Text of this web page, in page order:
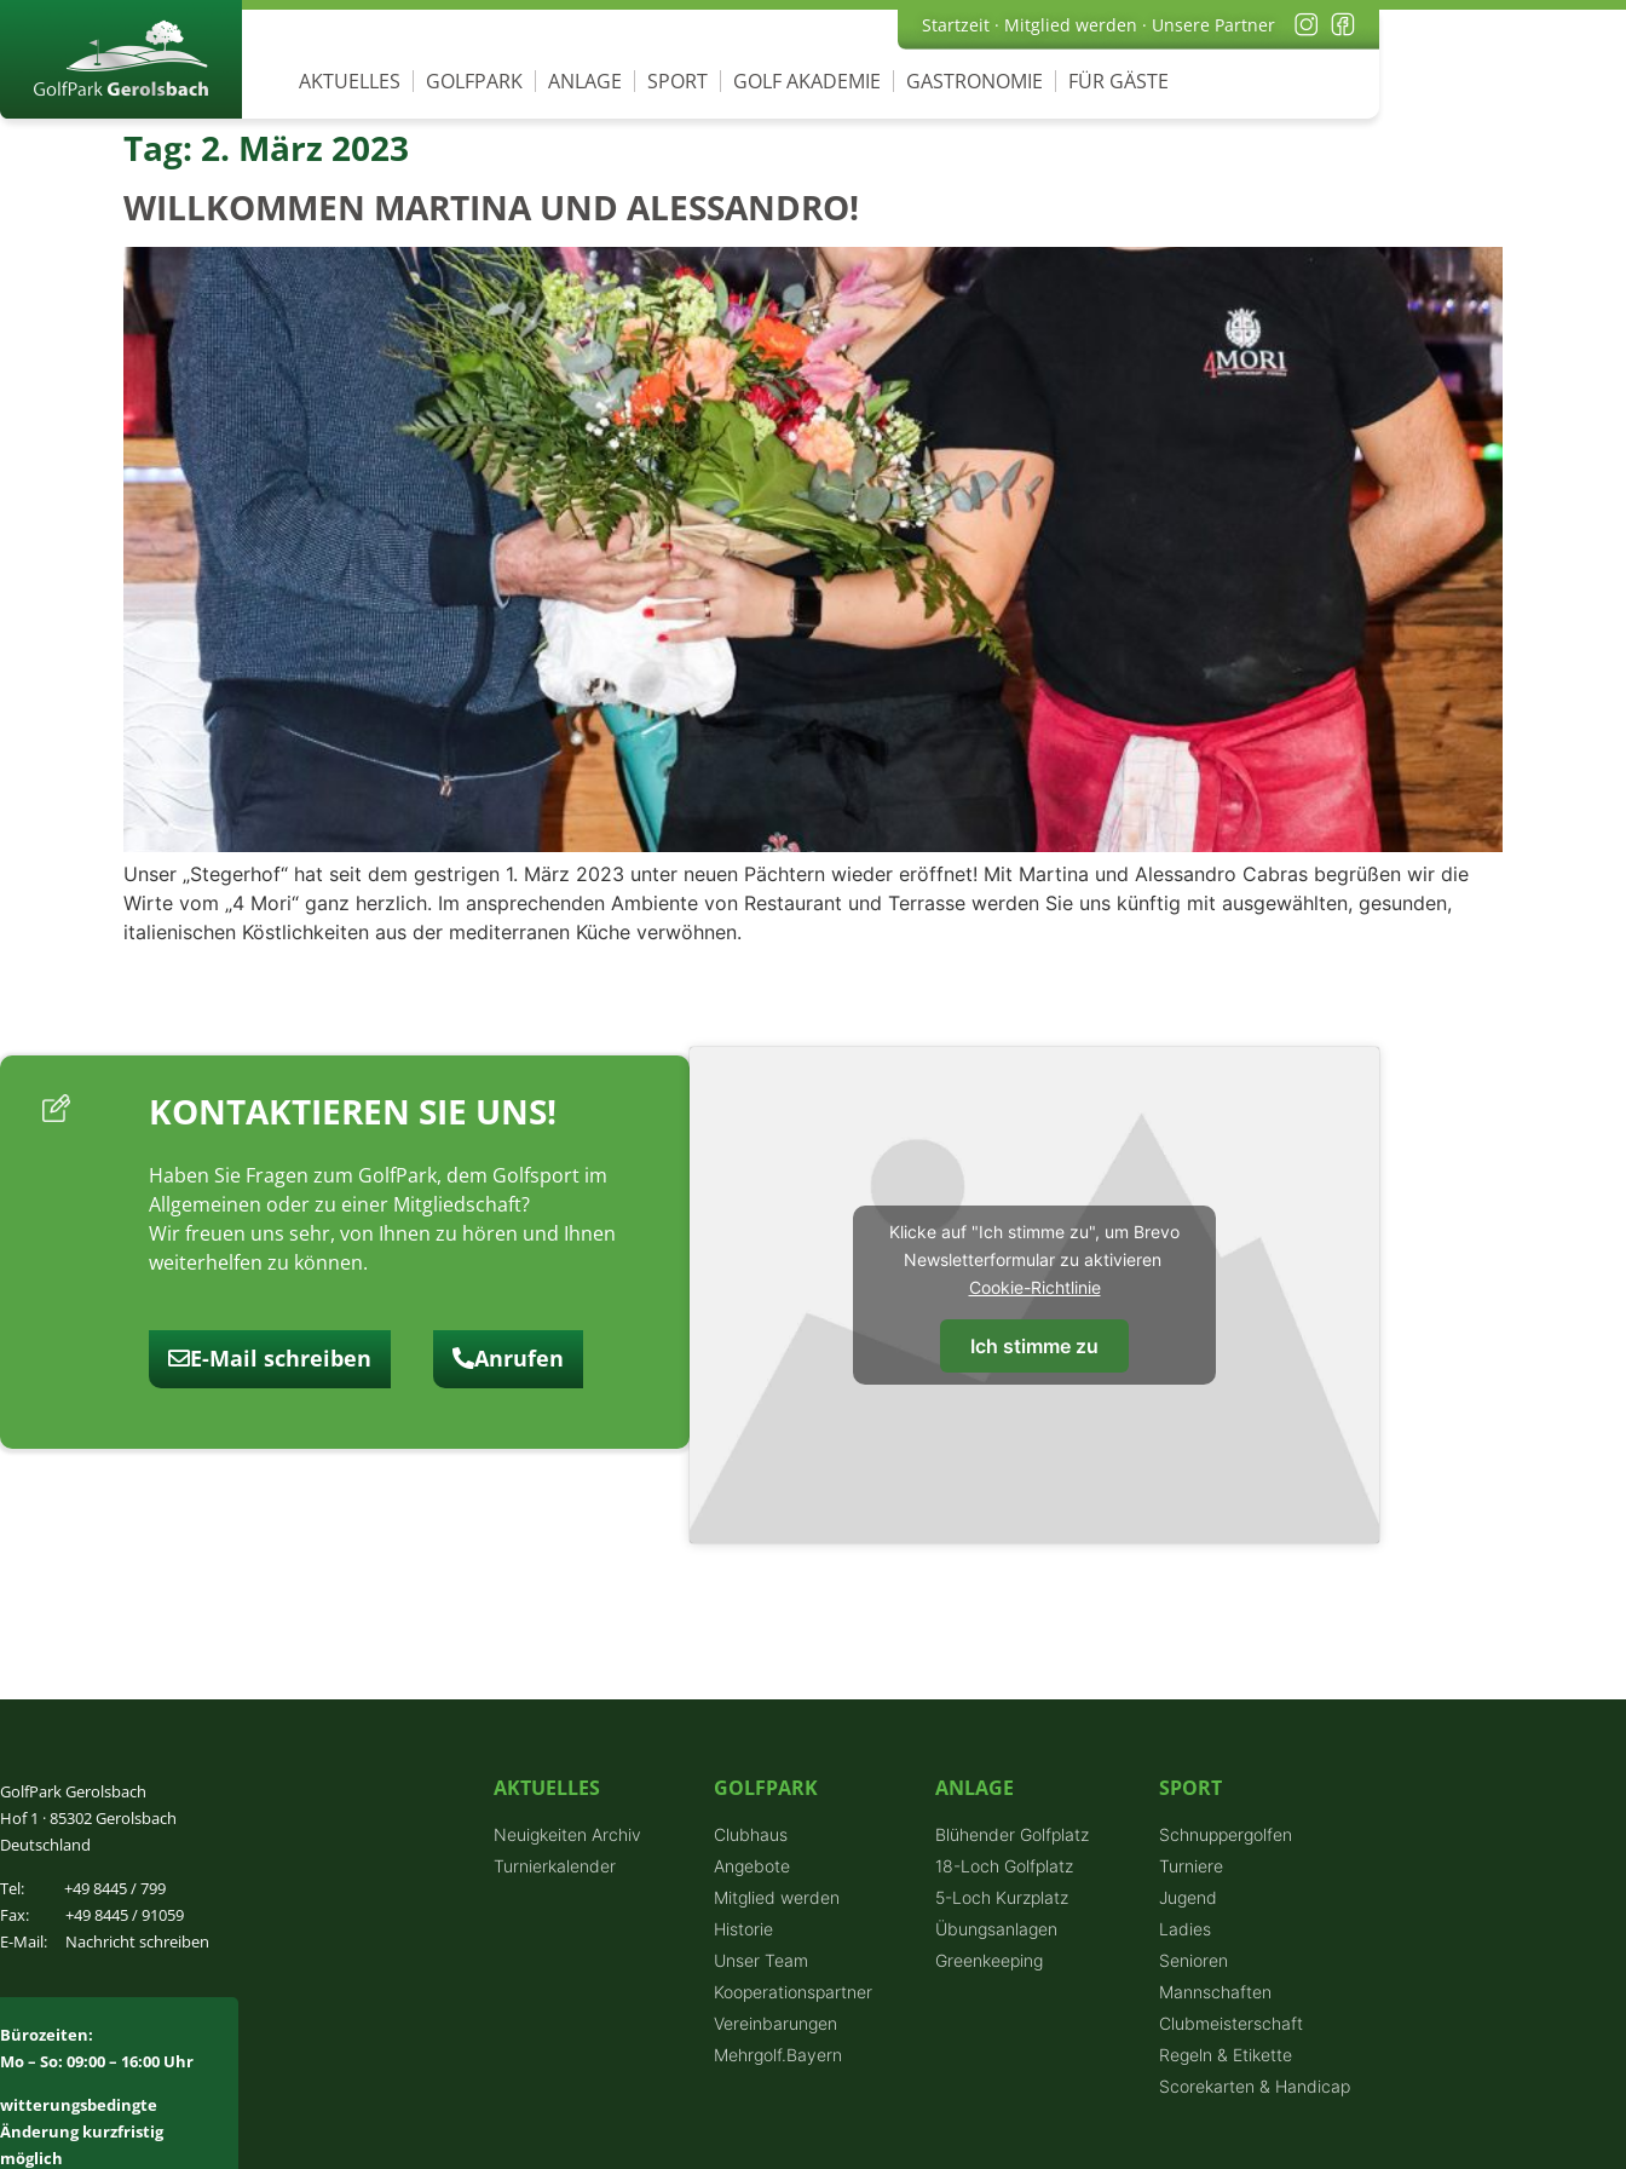
Startzeit · Mitglied werden · Unsere Partner
AKTUELLES GOLFPARK ANLAGE SPORT GOLF AKADEMIE GASTRONOMIE FÜR GÄSTE
Tag: 2. März 2023
WILLKOMMEN MARTINA UND ALESSANDRO!
Unser „Stegerhof“ hat seit dem gestrigen 1. März 2023 unter neuen Pächtern wieder eröffnet! Mit Martina und Alessandro Cabras begrüßen wir die
Wirte vom „4 Mori“ ganz herzlich. Im ansprechenden Ambiente von Restaurant und Terrasse werden Sie uns künftig mit ausgewählten, gesunden,
italienischen Köstlichkeiten aus der mediterranen Küche verwöhnen.
KONTAKTIEREN SIE UNS!
Haben Sie Fragen zum GolfPark, dem Golfsport im
Allgemeinen oder zu einer Mitgliedschaft?
Wir freuen uns sehr, von Ihnen zu hören und Ihnen
weiterhelfen zu können.
E-Mail schreiben Anrufen
Klicke auf "Ich stimme zu", um Brevo
Newsletterformular zu aktivieren
Cookie-Richtlinie
Ich stimme zu
GolfPark Gerolsbach
Hof 1 · 85302 Gerolsbach
Deutschland
Tel:
+49 8445 / 799
Fax:
+49 8445 / 91059
E-Mail:
Nachricht schreiben
Bürozeiten:
Mo – So: 09:00 – 16:00 Uhr
witterungsbedingte
Änderung kurzfristig
möglich
AKTUELLES
Neuigkeiten Archiv
Turnierkalender
GOLFPARK
Clubhaus
Angebote
Mitglied werden
Historie
Unser Team
Kooperationspartner
Vereinbarungen
Mehrgolf.Bayern
ANLAGE
Blühender Golfplatz
18-Loch Golfplatz
5-Loch Kurzplatz
Übungsanlagen
Greenkeeping
SPORT
Schnuppergolfen
Turniere
Jugend
Ladies
Senioren
Mannschaften
Clubmeisterschaft
Regeln & Etikette
Scorekarten & Handicap